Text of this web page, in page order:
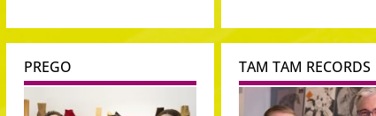
PREGO TAM TAM RECORDS